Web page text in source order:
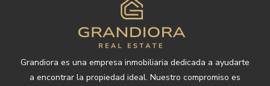
Grandiora es una empresa inmobiliaria dedicada a ayudarte
a encontrar la propiedad ideal. Nuestro compromiso es